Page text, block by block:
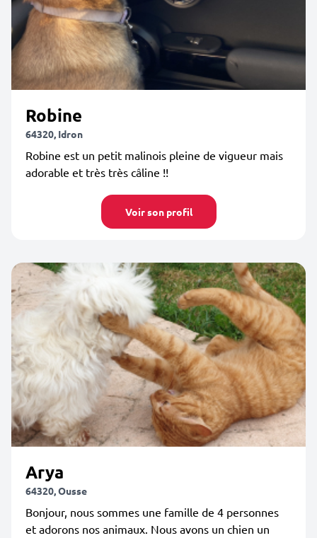
Robine
64320, Idron
Robine est un petit malinois pleine de vigueur mais
adorable et très très câline !!
Voir son profil
Arya
64320, Ousse
Bonjour, nous sommes une famille de 4 personnes
et adorons nos animaux. Nous avons un chien un